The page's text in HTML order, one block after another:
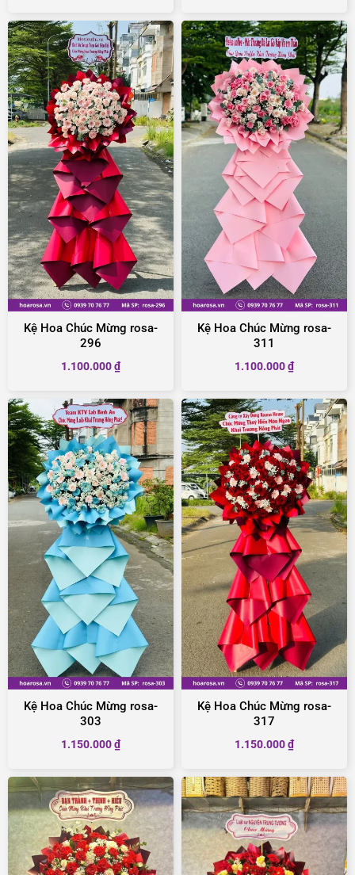
Kệ Hoa Chúc Mừng rosa-
296
1.100.000₫
Kệ Hoa Chúc Mừng rosa-
311
1.100.000₫
Kệ Hoa Chúc Mừng rosa-
303
1.150.000₫
Kệ Hoa Chúc Mừng rosa-
317
1.150.000₫